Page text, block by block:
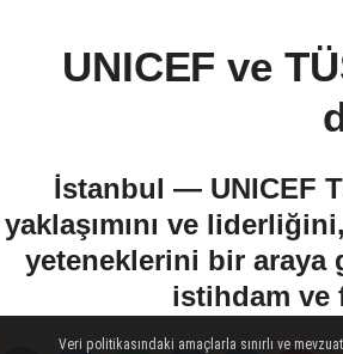
UNICEF ve
İstanbul — UNICEF
yaklaşımını ve
yeteneklerini bir araya
istihdam ve
Veri politikasındaki amaçlarla sınırlı ve